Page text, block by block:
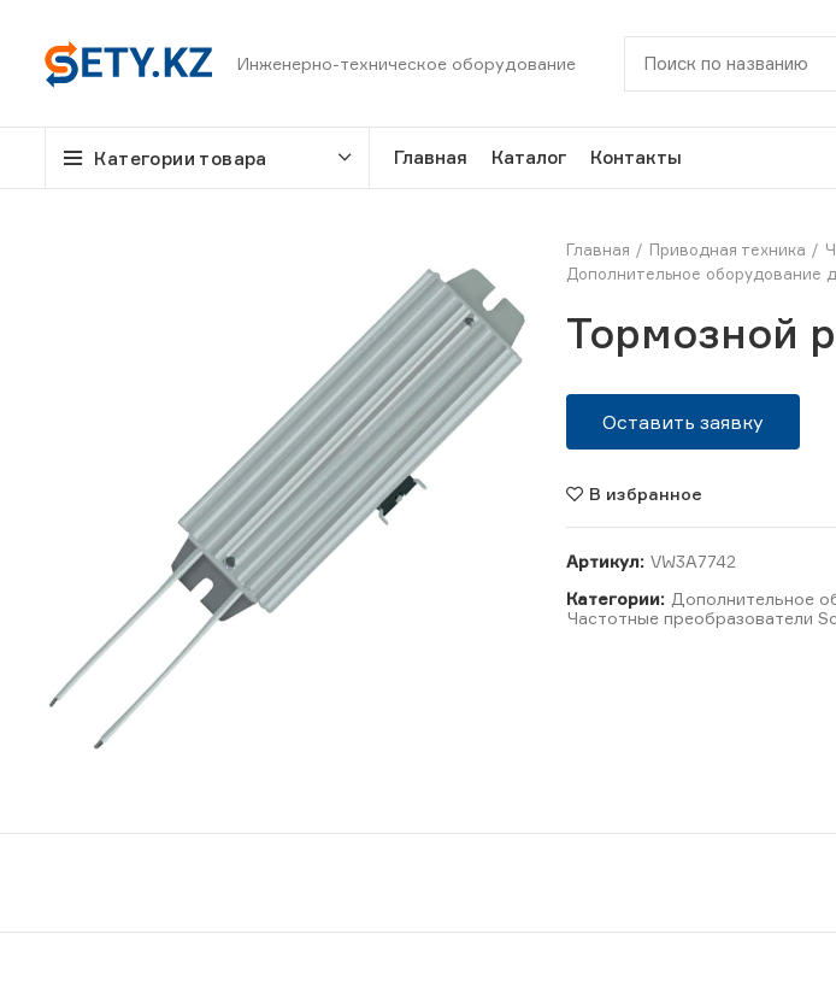
Инженерно-техническое оборудование
Категории товара Главная Каталог Контакты
Главная Приводная техника
Дополнительное оборудование
Тормозной
Оставить заявку
В избранное
Артикул: VW3A7742
Категории: Дополнительное
Частотные преобразователи